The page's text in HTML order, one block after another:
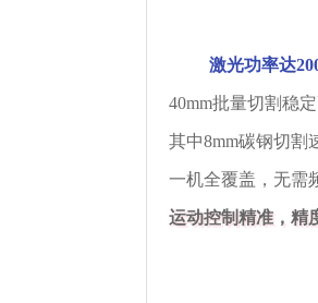
激光功率达
40mm批量切割稳
其中8mm碳钢切割
一机全覆盖，无需
运动控制精准，精